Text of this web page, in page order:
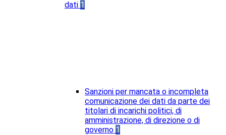
dati 1
Sanzioni per mancata o incompleta
comunicazione dei dati da parte dei
titolari di incarichi politici, di
amministrazione, di direzione o di
governo 1